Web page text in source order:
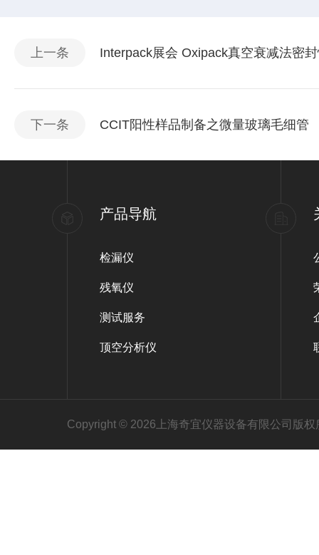
上一条 Interpack展会 Oxipack真空衰减法密
下一条 CCIT阳性样品制备之微量玻璃毛细管
产品导航
检漏仪
残氧仪
测试服务
顶空分析仪
Copyright © 2026上海奇宜仪器设备有限公司版